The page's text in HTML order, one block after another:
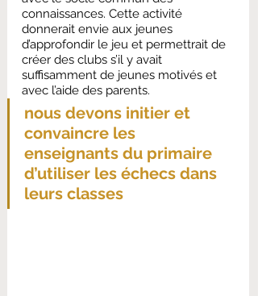
connaissances. Cette activité
donnerait envie aux jeunes
d’approfondir le jeu et permettrait de
créer des clubs s’il y avait
suffisamment de jeunes motivés et
avec l’aide des parents.
nous devons initier et
convaincre les
enseignants du primaire
d’utiliser les échecs dans
leurs classes